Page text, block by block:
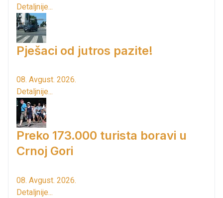
Detaljnije...
Pješaci od jutros pazite!
08. Avgust. 2026.
Detaljnije...
Preko 173.000 turista boravi u
Crnoj Gori
08. Avgust. 2026.
Detaljnije...